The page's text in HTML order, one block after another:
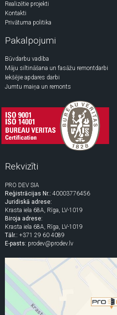
Realizētie projekti
Kontakti
Privātuma politika
Pakalpojumi
Būvdarbu vadība
Māju siltināšana un fasāžu remontdarbi
Iekšējie apdares darbi
Jumtu maiņa un remonts
Rekvizīti
PRO DEV SIA
Reģistrācijas Nr.: 40003776456
Juridiskā adrese:
Krasta iela 68A, Rīga, LV-1019
Biroja adrese:
Krasta iela 68A, Rīga, LV-1019
Tālr.: +371 29 60 4089
E-pasts: prodev@prodev.lv